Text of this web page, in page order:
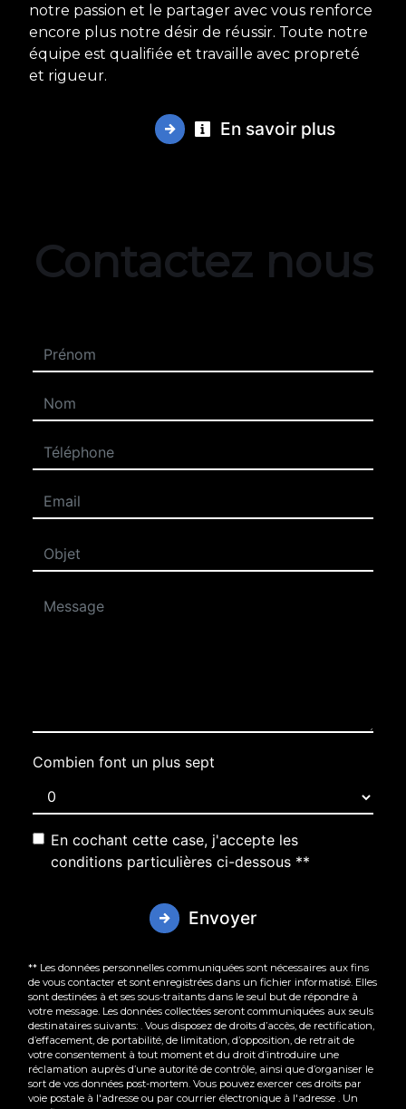
notre passion et le partager avec vous renforce
encore plus notre désir de réussir. Toute notre
équipe est qualifiée et travaille avec propreté
et rigueur.
En savoir plus
Contactez nous
Combien font un plus sept
En cochant cette case, j'accepte les
conditions particulières ci-dessous **
Envoyer
** Les données personnelles communiquées sont nécessaires aux fins
de vous contacter et sont enregistrées dans un fichier informatisé. Elles
sont destinées à et ses sous-traitants dans le seul but de répondre à
votre message. Les données collectées seront communiquées aux seuls
destinataires suivants: . Vous disposez de droits d’accès, de rectification,
d’effacement, de portabilité, de limitation, d’opposition, de retrait de
votre consentement à tout moment et du droit d’introduire une
réclamation auprès d’une autorité de contrôle, ainsi que d’organiser le
sort de vos données post-mortem. Vous pouvez exercer ces droits par
voie postale à l'adresse ou par courrier électronique à l'adresse . Un